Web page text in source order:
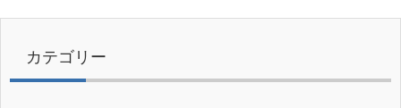
カテゴリー